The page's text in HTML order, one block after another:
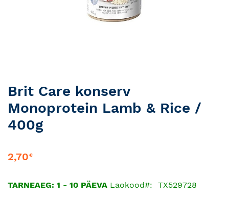
Skip
to
the
beginning
of
images
Brit Care konserv
Monoprotein Lamb & Rice /
400g
2,70€
TARNEAEG: 1 - 10 PÄEVA Laokood TX529728